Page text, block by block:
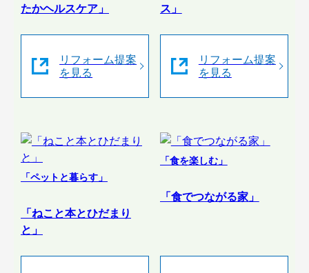
たかヘルスケア」
リフォーム提案
を見る
ス」
リフォーム提案
を見る
「ペットと暮らす」
「ねこと本とひだまり
と」
「食を楽しむ」
「食でつながる家」